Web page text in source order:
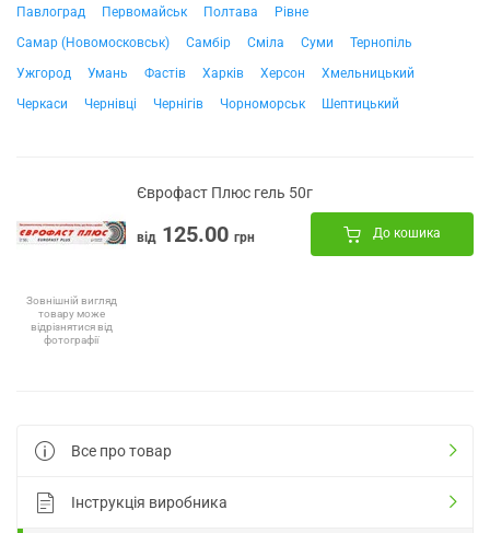
Павлоград
Первомайськ Полтава
Рівне
Самар (Новомосковськ)
Самбір Сміла Суми
Тернопіль
Ужгород
Умань Фастів Харків Херсон
Хмельницький
Черкаси
Чернівці Чернігів Чорноморськ Шептицький
Зовнішній вигляд
товару може
відрізнятися від
фотографії
Єврофаст Плюс гель 50г
від 125.00 грн До кошика
Все про товар
Інструкція виробника